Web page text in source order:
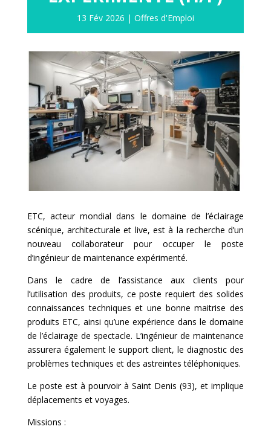
13 Fév 2026 | Offres d'Emploi
ETC, acteur mondial dans le domaine de l’éclairage
scénique, architecturale et live, est à la recherche d’un
nouveau collaborateur pour occuper le poste
d’ingénieur de maintenance expérimenté.
Dans le cadre de l’assistance aux clients pour
l’utilisation des produits, ce poste requiert des solides
connaissances techniques et une bonne maitrise des
produits ETC, ainsi qu’une expérience dans le domaine
de l’éclairage de spectacle. L’ingénieur de maintenance
assurera également le support client, le diagnostic des
problèmes techniques et des astreintes téléphoniques.
Le poste est à pourvoir à Saint Denis (93), et implique
déplacements et voyages.
Missions :